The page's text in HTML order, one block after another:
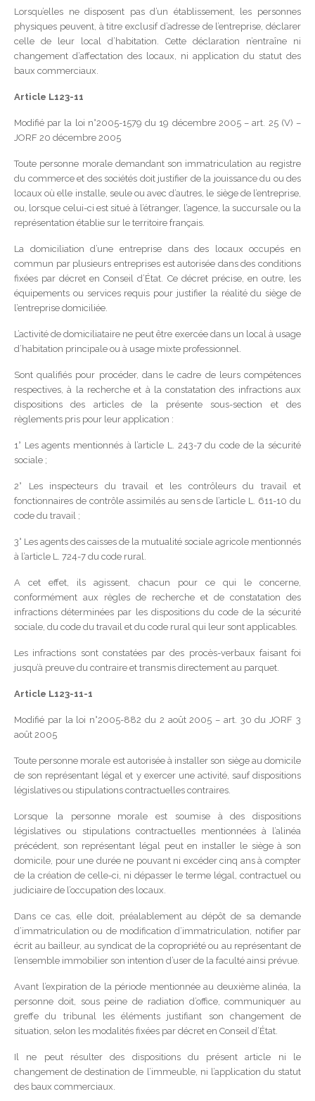
Lorsqu’elles ne disposent pas d’un établissement, les personnes
physiques peuvent, à titre exclusif d’adresse de l’entreprise, déclarer
celle de leur local d’habitation. Cette déclaration n’entraîne ni
changement d’affectation des locaux, ni application du statut des
baux commerciaux.
Article L123-11
Modifié par la loi n°2005-1579 du 19 décembre 2005 – art. 25 (V) –
JORF 20 décembre 2005
Toute personne morale demandant son immatriculation au registre
du commerce et des sociétés doit justifier de la jouissance du ou des
locaux où elle installe, seule ou avec d’autres, le siège de l’entreprise,
ou, lorsque celui-ci est situé à l’étranger, l’agence, la succursale ou la
représentation établie sur le territoire français.
La domiciliation d’une entreprise dans des locaux occupés en
commun par plusieurs entreprises est autorisée dans des conditions
fixées par décret en Conseil d’État. Ce décret précise, en outre, les
équipements ou services requis pour justifier la réalité du siège de
l’entreprise domiciliée.
L’activité de domiciliataire ne peut être exercée dans un local à usage
d’habitation principale ou à usage mixte professionnel.
Sont qualifiés pour procéder, dans le cadre de leurs compétences
respectives, à la recherche et à la constatation des infractions aux
dispositions des articles de la présente sous-section et des
règlements pris pour leur application :
1° Les agents mentionnés à l’article L. 243-7 du code de la sécurité
sociale ;
2° Les inspecteurs du travail et les contrôleurs du travail et
fonctionnaires de contrôle assimilés au sens de l’article L. 611-10 du
code du travail ;
3° Les agents des caisses de la mutualité sociale agricole mentionnés
à l’article L. 724-7 du code rural.
A cet effet, ils agissent, chacun pour ce qui le concerne,
conformément aux règles de recherche et de constatation des
infractions déterminées par les dispositions du code de la sécurité
sociale, du code du travail et du code rural qui leur sont applicables.
Les infractions sont constatées par des procès-verbaux faisant foi
jusqu’à preuve du contraire et transmis directement au parquet.
Article L123-11-1
Modifié par la loi n°2005-882 du 2 août 2005 – art. 30 du JORF 3
août 2005
Toute personne morale est autorisée à installer son siège au domicile
de son représentant légal et y exercer une activité, sauf dispositions
législatives ou stipulations contractuelles contraires.
Lorsque la personne morale est soumise à des dispositions
législatives ou stipulations contractuelles mentionnées à l’alinéa
précédent, son représentant légal peut en installer le siège à son
domicile, pour une durée ne pouvant ni excéder cinq ans à compter
de la création de celle-ci, ni dépasser le terme légal, contractuel ou
judiciaire de l’occupation des locaux.
Dans ce cas, elle doit, préalablement au dépôt de sa demande
d’immatriculation ou de modification d’immatriculation, notifier par
écrit au bailleur, au syndicat de la copropriété ou au représentant de
l’ensemble immobilier son intention d’user de la faculté ainsi prévue.
Avant l’expiration de la période mentionnée au deuxième alinéa, la
personne doit, sous peine de radiation d’office, communiquer au
greffe du tribunal les éléments justifiant son changement de
situation, selon les modalités fixées par décret en Conseil d’État.
Il ne peut résulter des dispositions du présent article ni le
changement de destination de l’immeuble, ni l’application du statut
des baux commerciaux.